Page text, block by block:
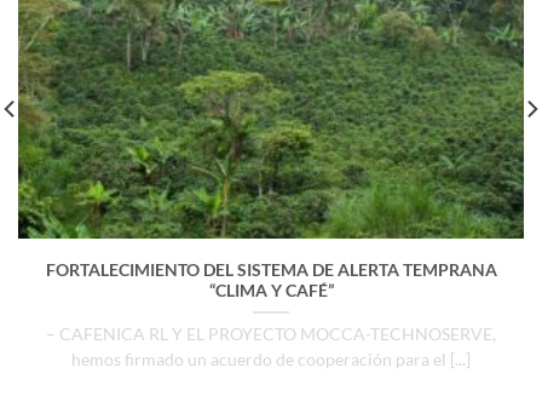
FORTALECIMIENTO DEL SISTEMA DE ALERTA TEMPRANA
“CLIMA Y CAFÉ”
– CAFENICA RL Y EL PROYECTO MOCCA-TECHNOSERVE,
hemos firmado un acuerdo de cooperación para el [...]